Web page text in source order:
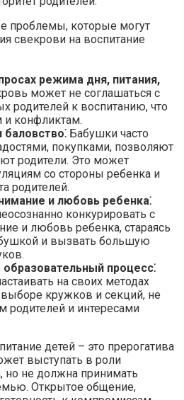
проблемы, которые могут
свекрови на воспитание
режима дня, питания,
может не соглашаться с
родителей к воспитанию, что
и конфликтам.​
Бабушки часто
покупками, позволяют
родители.​ Это может
со стороны ребенка и
родителей.​
и любовь ребенка⁚
конкурировать с
и любовь ребенка, стараясь
и вызвать большую
процесс⁚
на своих методах
выборе кружков и секций, не
родителей и интересами
детей – это прерогатива
выступать в роли
но не должна принимать
Открытое общение,